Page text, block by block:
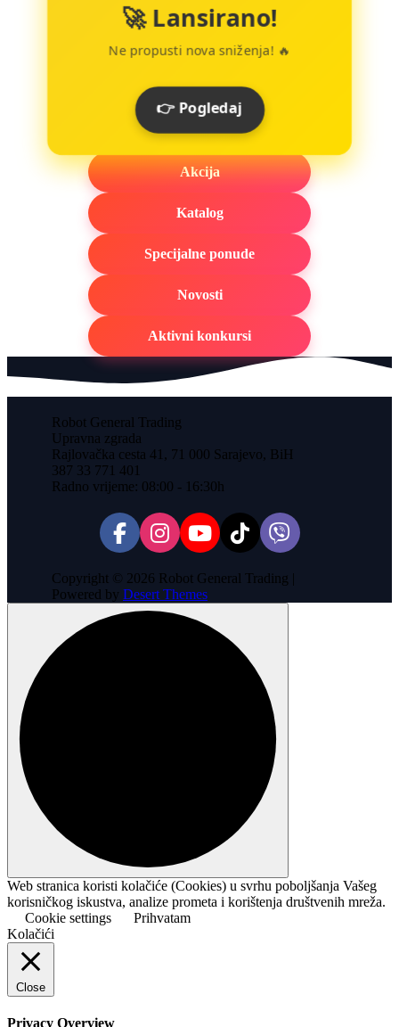
🚀 Lansirano!
Ne propusti nova sniženja! 🔥
👉 Pogledaj
Akcija
Katalog
Specijalne ponude
Novosti
Aktivni konkursi
Robot General Trading
Upravna zgrada
Rajlovačka cesta 41, 71 000 Sarajevo, BiH
387 33 771 401
Radno vrijeme: 08:00 - 16:30h
Copyright © 2026 Robot General Trading |
Powered by Desert Themes
Web stranica koristi kolačiće (Cookies) u svrhu poboljšanja Vašeg
korisničkog iskustva, analize prometa i korištenja društvenih mreža.
Cookie settings
Prihvatam
Kolačići
Close
Privacy Overview